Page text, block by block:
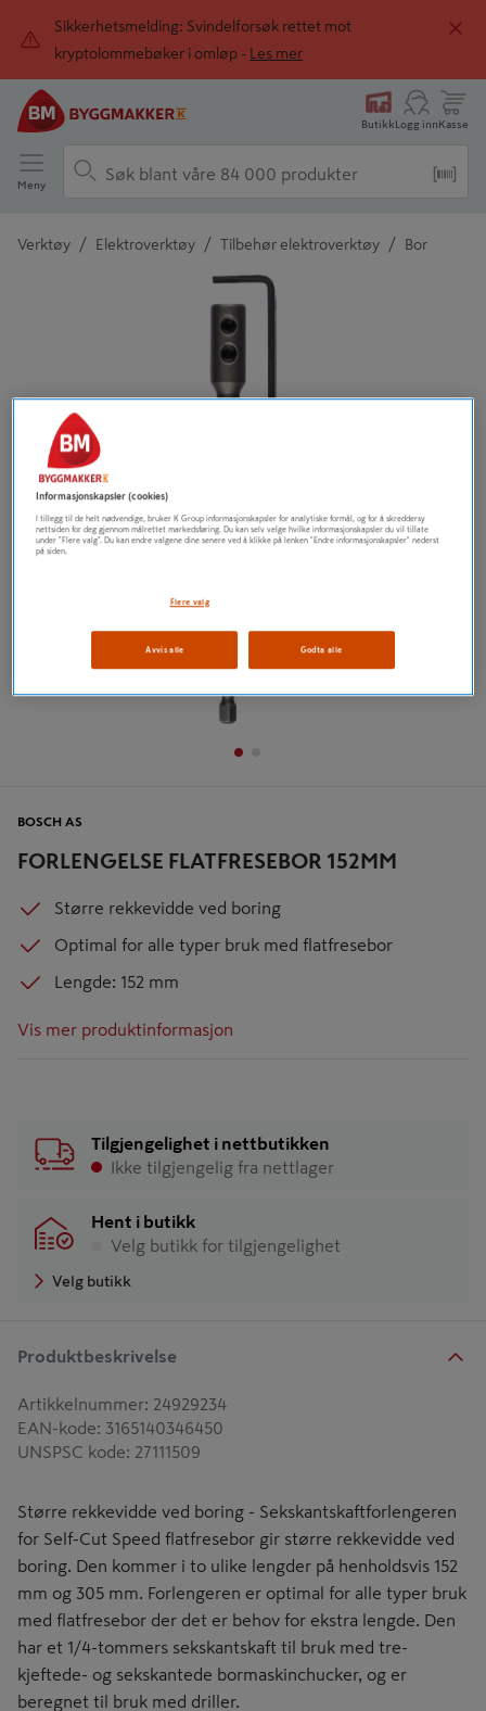
Sikkerhetsmelding: Svindelforsøk rettet mot
kryptolommebøker i omløp -
Les mer
ButikkLogg innKasse
Meny
Verktøy / Elektroverktøy / Tilbehør elektroverktøy / Bor
Detaljert beskrivelse finnes i produktbeskrivelsen
Tidligere
FORLENGELSE FLATFRESEBOR 152MM
BOSCH AS
Større rekkevidde ved boring
Optimal for alle typer bruk med flatfresebor
Lengde: 152 mm
Vis mer produktinformasjon
Tilgjengelighet i nettbutikken
Ikke tilgjengelig fra nettlager
Hent i butikk
Velg butikk for tilgjengelighet
Velg butikk
Produktbeskrivelse
Artikkelnummer: 24929234
EAN-kode: 3165140346450
UNSPSC kode: 27111509
Større rekkevidde ved boring - Sekskantskaftforlengeren
for Self-Cut Speed flatfresebor gir større rekkevidde ved
boring. Den kommer i to ulike lengder på henholdsvis 152
mm og 305 mm. Forlengeren er optimal for alle typer bruk
med flatfresebor der det er behov for ekstra lengde. Den
har et 1/4-tommers sekskantskaft til bruk med tre-
kjeftede- og sekskantede bormaskinchucker, og er
beregnet til bruk med driller.
Informasjonskapsler (cookies)
I tillegg til de helt nødvendige, bruker K Group informasjonskapsler for analytiske formål, og for å skreddersy
nettsiden for deg gjennom målrettet markedsføring. Du kan selv velge hvilke informasjonskapsler du vil tillate
under "Flere valg". Du kan endre valgene dine senere ved å klikke på lenken "Endre informasjonskapsler" nederst
på siden.
Flere valg
Avvis alle Godta alle